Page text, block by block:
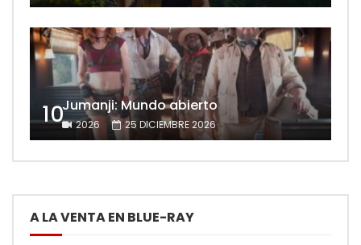
10Jumanji: Mundo abierto
2026 25 DICIEMBRE 2026
A LA VENTA EN BLUE-RAY